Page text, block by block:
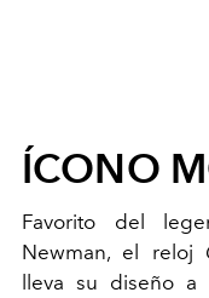
ÍCONO
Favorito del
Newman, el reloj
lleva su diseño a